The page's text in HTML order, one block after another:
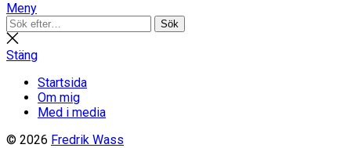
Meny
Sök
efter:
Sök
Stäng
sökning
Stäng
Startsida
Om mig
Med i media
© 2026 Fredrik Wass